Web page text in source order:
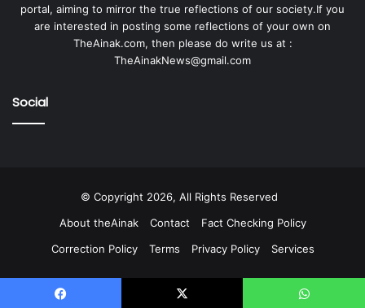
portal, aiming to mirror the true reflections of our society.If you
are interested in posting some reflections of your own on
TheAinak.com, then please do write us at :
TheAinakNews@gmail.com
Social
© Copyright 2026, All Rights Reserved
About theAinak
Contact
Fact Checking Policy
Correction Policy
Terms Privacy Policy Services